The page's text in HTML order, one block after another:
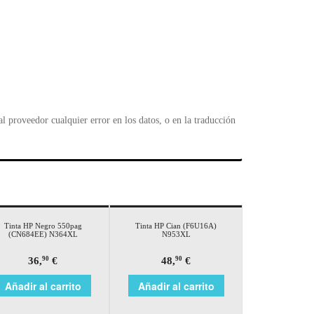
proveedor cualquier error en los datos, o en la traducción
Tinta HP Negro 550pag
(CN684EE) N364XL
36,90 €
Añadir al carrito
Tinta HP Cian (F6U16A)
N953XL
48,90 €
Añadir al carrito